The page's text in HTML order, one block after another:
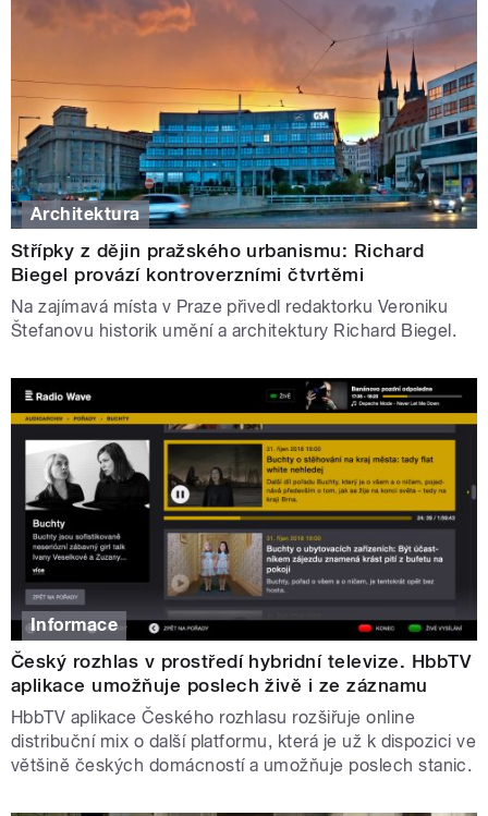
Architektura
Střípky z dějin pražského urbanismu: Richard
Biegel provází kontroverzními čtvrtěmi
Na zajímavá místa v Praze přivedl redaktorku Veroniku
Štefanovu historik umění a architektury Richard Biegel.
Informace
Český rozhlas v prostředí hybridní televize. HbbTV
aplikace umožňuje poslech živě i ze záznamu
HbbTV aplikace Českého rozhlasu rozšiřuje online
distribuční mix o další platformu, která je už k dispozici ve
většině českých domácností a umožňuje poslech stanic.